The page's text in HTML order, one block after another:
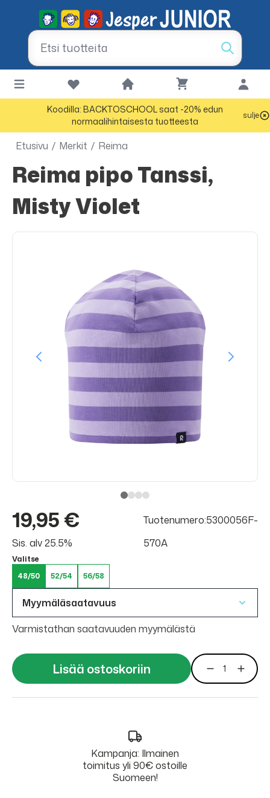
Koodilla: BACKTOSCHOOL saat -20% edun
normaalihintaisesta tuotteesta
sulje
Etusivu / Merkit / Reima
Reima pipo Tanssi,
Misty Violet
19,95 €
Sis. alv 25.5%
Tuotenumero:5300056F-
570A
Valitse
48/50
52/54 56/58
Myymäläsaatavuus
Varmistathan saatavuuden myymälästä
Lisää ostoskoriin
Kampanja: Ilmainen
toimitus yli 90€ ostoille
Suomeen!